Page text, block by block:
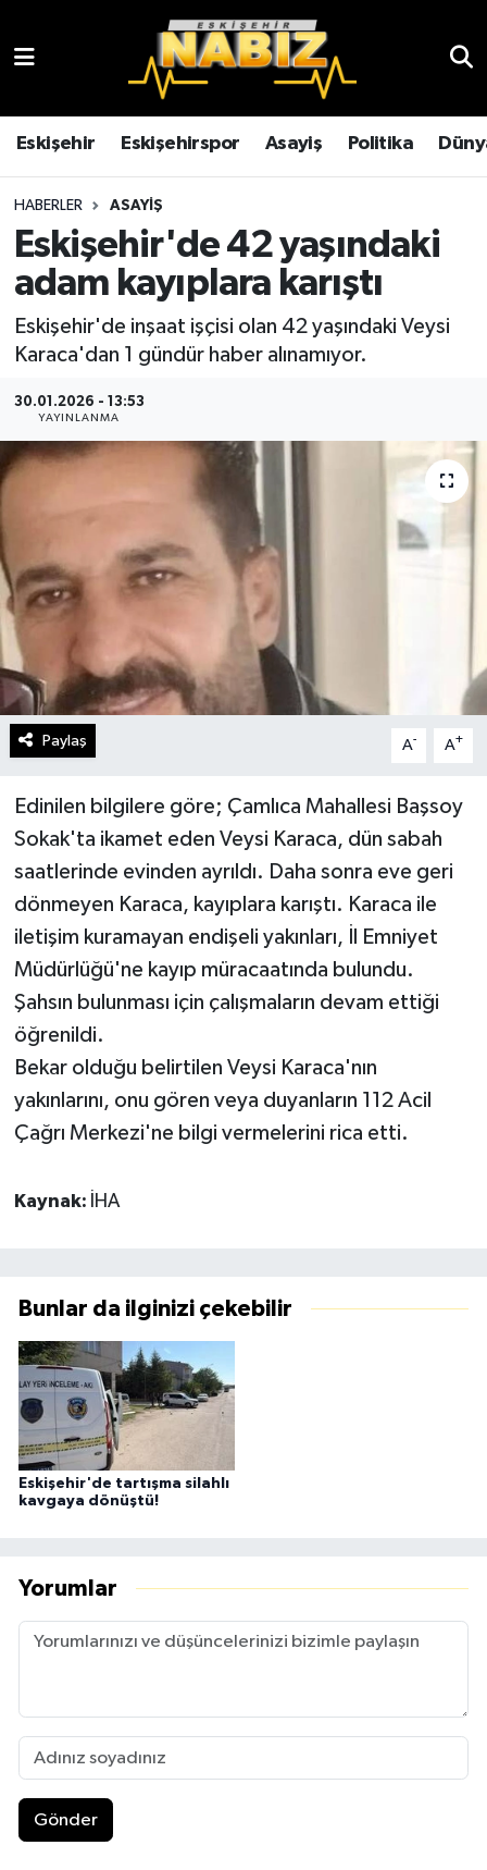
Eskişehir Eskişehirspor Asayiş Politika
HABERLER ASAYIŞ
Eskişehir'de 42 yaşındaki
adam kayıplara karıştı
Eskişehir'de inşaat işçisi olan 42 yaşındaki Veysi
Karaca'dan 1 gündür haber alınamıyor.
30.01.2026 - 13:53
YAYINLANMA
Paylaş A- A+
Edinilen bilgilere göre; Çamlıca Mahallesi Başsoy
Sokak'ta ikamet eden Veysi Karaca, dün sabah
saatlerinde evinden ayrıldı. Daha sonra eve geri
dönmeyen Karaca, kayıplara karıştı. Karaca ile
iletişim kuramayan endişeli yakınları, İl Emniyet
Müdürlüğü'ne kayıp müracaatında bulundu.
Şahsın bulunması için çalışmaların devam ettiği
öğrenildi.
Bekar olduğu belirtilen Veysi Karaca'nın
yakınlarını, onu gören veya duyanların 112 Acil
Çağrı Merkezi'ne bilgi vermelerini rica etti.
Kaynak: İHA
Bunlar da ilginizi çekebilir
Eskişehir'de tartışma silahlı
kavgaya dönüştü!
Yorumlar
Gönder
Çevre
Eğitim
Eskişehir
Eskişehirspor
Genel
Gündem
Kültür Sanat
Magazin
Politika
Sağlık
Spor
Teknoloji
Yaşam
Yurttan
Eskişehir Hava Durumu
Eskişehir Trafik Yoğunluk Haritası
TFF 3.Lig 4.Grup Puan Durumu ve Fikstür
Tüm Manşetler
Son Dakika Haberleri
Haber Arşivi